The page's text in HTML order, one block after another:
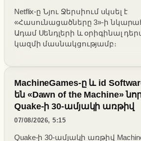
Netflix-ը Նյու Ջերսիում սկսել է
«Հասունացածները 3»-ի
Ադամ Սենդլերի և օրիգինալ
կազմի մասնակցությամբ։
MachineGames-ը և id
են «Dawn of the Machine»
Quake-ի 30-ամյակի առթիվ
07/08/2026, 5:15
Quake-ի 30-ամյակի առթիվ